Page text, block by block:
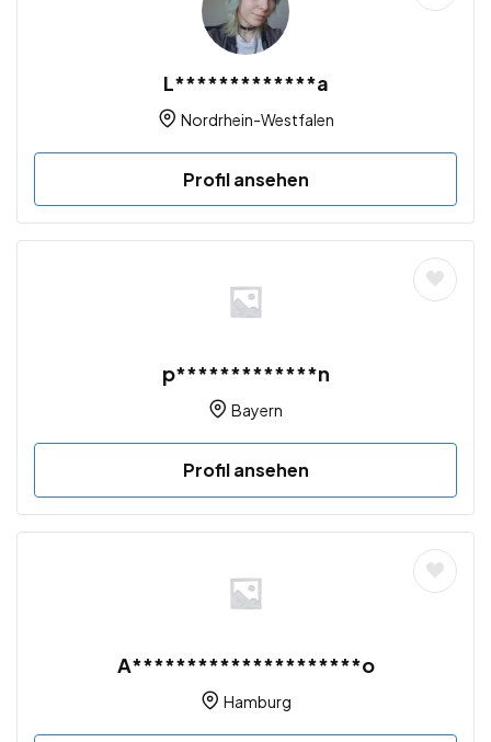
L*************a
Nordrhein-Westfalen
Profil ansehen
p*************n
Bayern
Profil ansehen
A*********************o
Hamburg